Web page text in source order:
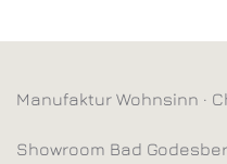
Manufaktur Wohnsinn ·
Showroom Bad